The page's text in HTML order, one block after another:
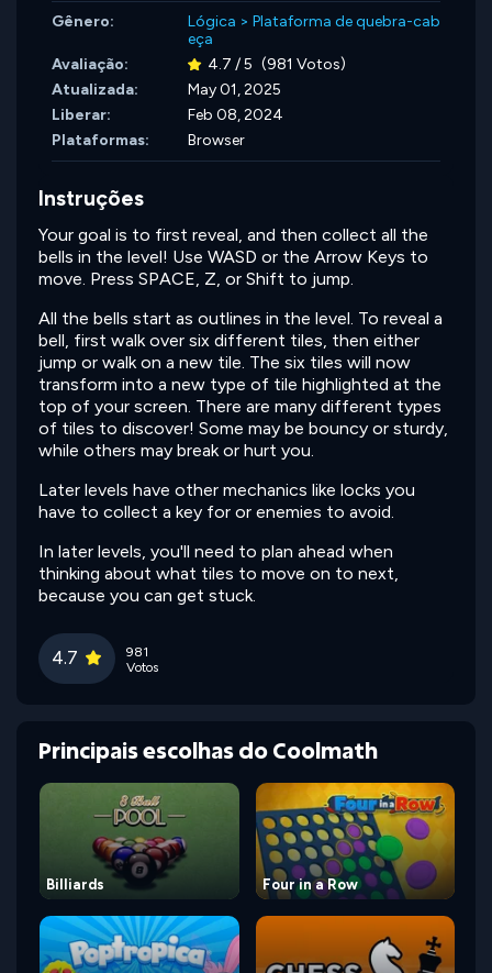
Gênero: Lógica > Plataforma de quebra-cab
eça
Avaliação:
4.7 / 5 (981 Votos)
Atualizada:
May 01, 2025
Liberar:
Feb 08, 2024
Plataformas:
Browser
Instruções
Your goal is to first reveal, and then collect all the
bells in the level! Use WASD or the Arrow Keys to
move. Press SPACE, Z, or Shift to jump.
All the bells start as outlines in the level. To reveal a
bell, first walk over six different tiles, then either
jump or walk on a new tile. The six tiles will now
transform into a new type of tile highlighted at the
top of your screen. There are many different types
of tiles to discover! Some may be bouncy or sturdy,
while others may break or hurt you.
Later levels have other mechanics like locks you
have to collect a key for or enemies to avoid.
In later levels, you'll need to plan ahead when
thinking about what tiles to move on to next,
because you can get stuck.
4.7
981
Votos
Principais escolhas do Coolmath
Billiards Four in a Row